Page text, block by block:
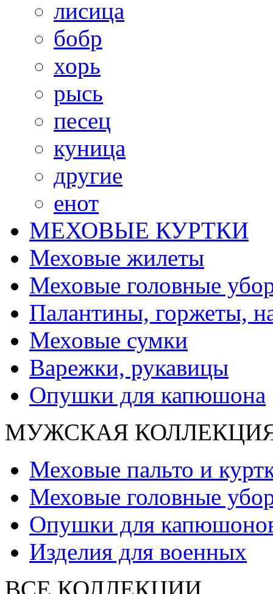
лисица
бобр
хорь
рысь
песец
куница
другие
енот
МЕХОВЫЕ КУРТКИ
Меховые жилеты
Меховые головные
Палантины, горжеты,
Меховые сумки
Варежки, рукавицы
Опушки для капюшона
МУЖСКАЯ
Меховые пальто и
Меховые головные
Опушки для
Изделия для военных
ВСЕ КОЛЛЕКЦИИ